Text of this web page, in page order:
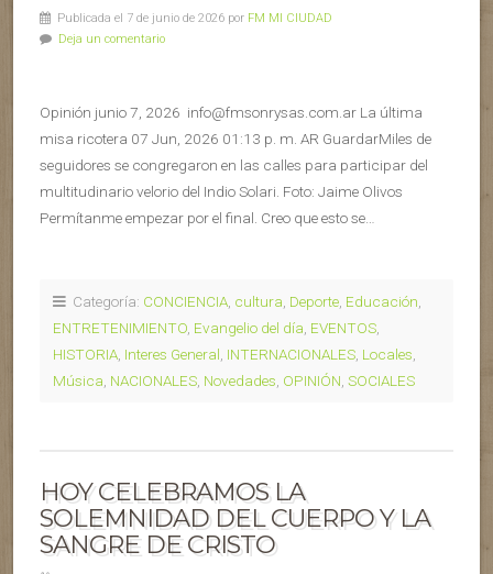
Publicada el 7 de junio de 2026 por FM MI CIUDAD
Deja un comentario
Opinión junio 7, 2026 info@fmsonrysas.com.ar La última
misa ricotera 07 Jun, 2026 01:13 p. m. AR GuardarMiles de
seguidores se congregaron en las calles para participar del
multitudinario velorio del Indio Solari. Foto: Jaime Olivos
Permítanme empezar por el final. Creo que esto se…
Categoría: CONCIENCIA cultura Deporte Educación
ENTRETENIMIENTO Evangelio del día EVENTOS
HISTORIA Interes General INTERNACIONALES Locales
Música NACIONALES Novedades OPINIÓN SOCIALES
HOY CELEBRAMOS LA
SOLEMNIDAD DEL CUERPO Y LA
SANGRE DE CRISTO